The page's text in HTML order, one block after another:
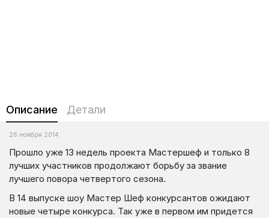
Описание Детали
26 ноября 2014
Прошло уже 13 недель проекта Мастершеф и только 8
лучших участников продолжают борьбу за звание
лучшего повора четвертого сезона.
В 14 выпуске шоу Мастер Шеф конкурсантов ожидают
новые четыре конкурса. Так уже в первом им придется